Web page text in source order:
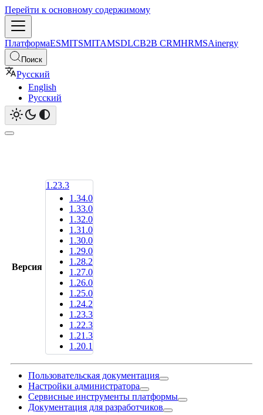
Перейти к основному содержимому
ПлатформаESMITSMITAMSDLCB2B CRMHRMSAinergy
Поиск
Русский
English
Русский
Версия
1.23.3
1.34.0
1.33.0
1.32.0
1.31.0
1.30.0
1.29.0
1.28.2
1.27.0
1.26.0
1.25.0
1.24.2
1.23.3
1.22.3
1.21.3
1.20.1
Пользовательская документация
Настройки администратора
Сервисные инструменты платформы
Документация для разработчиков